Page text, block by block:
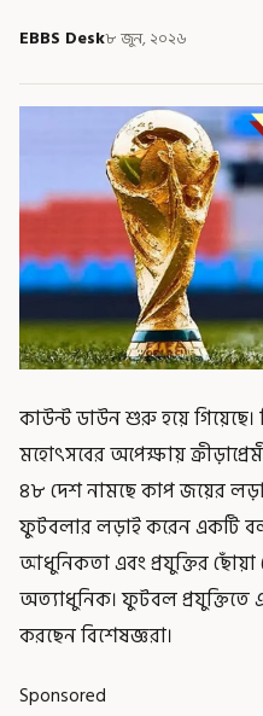
EBBS Desk৮ জুন, ২০২৬
কাউন্ট ডাউন শুরু হয়ে
মহোৎসবের অপেক্ষায়
৪৮ দেশ নামছে কাপ জয়ের
ফুটবলার লড়াই করেন একটি বল
আধুনিকতা এবং প্রযুক্তির
অত্যাধুনিক। ফুটবল প্রযুক্তিতে
করছেন বিশেষজ্ঞরা।
Sponsored